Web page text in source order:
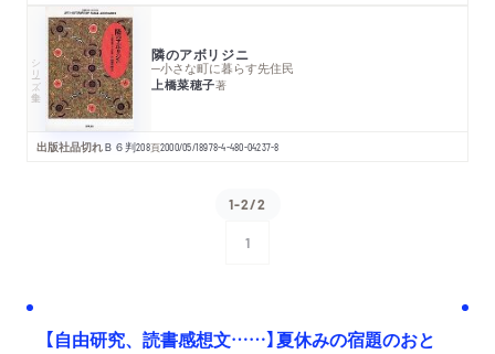
シリーズ・全集 隣のアボリジニ
─小さな町に暮らす先住民
上橋菜穂子著
出版社品切れＢ６判208頁2000/05/18978-4-480-04237-8
1-2/2
1
【自由研究、読書感想文……】夏休みの宿題のおと